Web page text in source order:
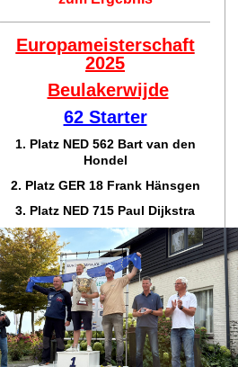
Europameisterschaft
2025
Beulakerwijde
62 Starter
1. Platz NED 562 Bart van den
Hondel
2. Platz GER 18 Frank Hänsgen
3. Platz NED 715 Paul Dijkstra